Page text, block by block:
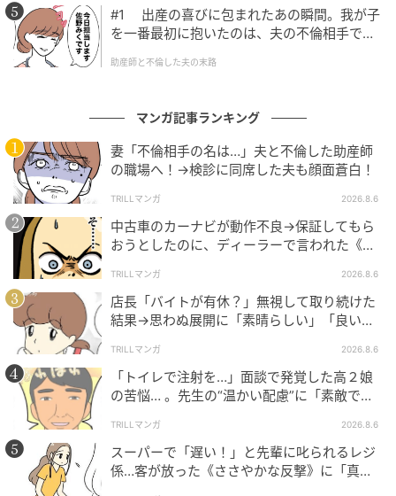
#1 出産の喜びに包まれたあの瞬間。我が子
を一番最初に抱いたのは、夫の不倫相手でし
助産師と不倫した夫の末路
マンガ記事ランキング
妻「不倫相手の名は…」夫と不倫した助産師
の職場へ！→検診に同席した夫も顔面蒼白！
TRILLマンガ 2026.8.6
中古車のカーナビが動作不良→保証してもら
おうとしたのに、ディーラーで言われた《事
TRILLマンガ 2026.8.6
店長「バイトが有休？」無視して取り続けた
結果→思わぬ展開に「素晴らしい」「良いこ
TRILLマンガ 2026.8.6
「トイレで注射を…」面談で発覚した高２娘
の苦悩… 。先生の“温かい配慮”に「素敵です
TRILLマンガ 2026.8.6
スーパーで「遅い！」と先輩に叱られるレジ
係…客が放った《ささやかな反撃》に「真似